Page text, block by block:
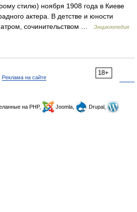
стилю) ноября 1908 года в Киеве
актера. В детстве и юности
сочинительством …
Энциклопедия
18+
Реклама на сайте
на PHP, Joomla,
Drupal,